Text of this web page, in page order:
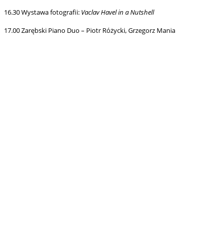
16.30 Wystawa fotografii: Vaclav Havel in a Nutshell
17.00 Zarębski Piano Duo – Piotr Różycki, Grzegorz Mania